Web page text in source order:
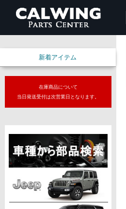
新着アイテム
在庫商品について
当日発送受付は次営業日となります。